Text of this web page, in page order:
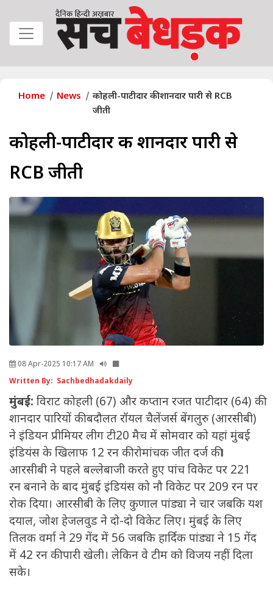
Home News
कोहली-पाटीदार की शानदार पारी से RCB
जीती
कोहली-पाटीदार की शानदार पारी से
RCB जीती
08 Apr-2025 10:17 AM
Written By: Sachbedhadakdaily
मुंबई: विराट कोहली (67) और कप्तान रजत पाटीदार (64) की
शानदार पारियों की बदौलत रॉयल चैलेंजर्स बेंगलुरु (आरसीबी)
ने इंडियन प्रीमियर लीग टी20 मैच में सोमवार को यहां मुंबई
इंडियंस के खिलाफ 12 रन की रोमांचक जीत दर्ज की।
आरसीबी ने पहले बल्लेबाजी करते हुए पांच विकेट पर 221
रन बनाने के बाद मुंबई इंडियंस को नौ विकेट पर 209 रन पर
रोक दिया। आरसीबी के लिए कुणाल पांड्या ने चार जबकि यश
दयाल, जोश हेजलवुड ने दो-दो विकेट लिए। मुंबई के लिए
तिलक वर्मा ने 29 गेंद में 56 जबकि हार्दिक पांड्या ने 15 गेंद
में 42 रन की पारी खेली। लेकिन वे टीम को विजय नहीं दिला
सके।